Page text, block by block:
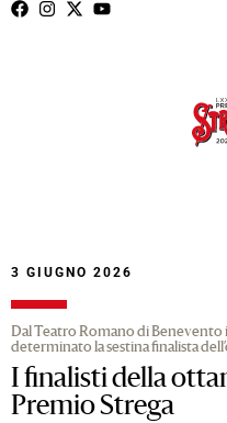
3 GIUGNO 2026
Dal Teatro Romano di Benevento
determinato la sestina finalista
I finalisti della
Premio Strega